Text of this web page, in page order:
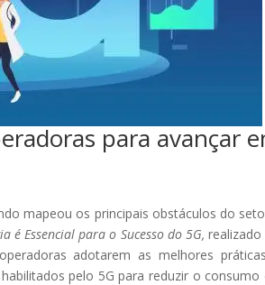
para avançar
mapeou os principais obstáculos do
é Essencial para o Sucesso do 5G,
adotarem as melhores
pelo 5G para reduzir o consumo